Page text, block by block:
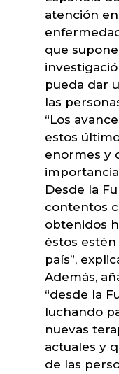
atención
que
pueda dar
las
“Los
estos
enormes y
Desde la
contentos
obtenidos
éstos
país”,
Además,
“desde la
luchando
nuevas
actuales y
de las